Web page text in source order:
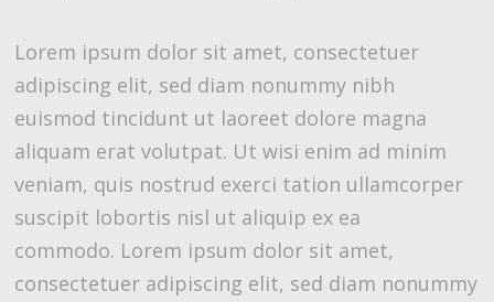
Lorem ipsum dolor sit amet, consectetuer
adipiscing elit, sed diam nonummy nibh
euismod tincidunt ut laoreet dolore magna
aliquam erat volutpat. Ut wisi enim ad minim
veniam, quis nostrud exerci tation ullamcorper
suscipit lobortis nisl ut aliquip ex ea
commodo. Lorem ipsum dolor sit amet,
consectetuer adipiscing elit, sed diam nonummy